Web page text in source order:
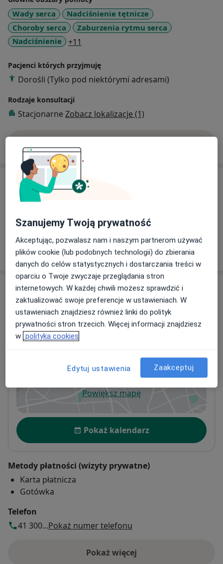
Wady serca
Nadciśnienie tętnicze
Choroby serca
Zaburzenia rytmu serca
Nadciśnienie
+11
Pacjenci których przyjmuję
Dorośli (Tylko pod niektórymi adresami)
Rodzaje konsultacji
Stacjonarne Zobacz lokalizacje (1)
Usługi i ceny
Konsultacja reumatologiczna
W jaki sposób ustalane są ceny?
Adresy (6)
Adres 1 Adres 2 Adres 3 Adres 4
Powiększ mapęotwiera się w nowej karcie
Dostępność
Pokaż kalendarz
Metody płatności (wizyty prywatne)
Karta płatnicza
Gotówka
Telefon
41 300...Pokaż numer telefonu
Pokaż więcej
o adresie
Szanujemy Twoją prywatność
Akceptując, pozwalasz nam i naszym partnerom używać
plików cookie (lub podobnych technologii) do zbierania
danych do celów statystycznych i dostarczania treści w
oparciu o Twoje zwyczaje przeglądania stron
internetowych. W każdej chwili możesz sprawdzić i
zaktualizować swoje preferencje w ustawieniach. W
ustawieniach znajdziesz również linki do polityk
prywatności stron trzecich. Więcej informacji znajdziesz
w polityka cookies
Edytuj ustawienia Zaakceptuj